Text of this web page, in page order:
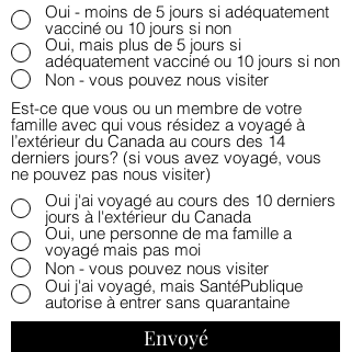
Oui - moins de 5 jours si adéquatement
vacciné ou 10 jours si non
Oui, mais plus de 5 jours si
adéquatement vacciné ou 10 jours si non
Non - vous pouvez nous visiter
Est-ce que vous ou un membre de votre
famille avec qui vous résidez a voyagé à
l’extérieur du Canada au cours des 14
derniers jours? (si vous avez voyagé, vous
ne pouvez pas nous visiter)
Oui j'ai voyagé au cours des 10 derniers
jours à l'extérieur du Canada
Oui, une personne de ma famille a
voyagé mais pas moi
Non - vous pouvez nous visiter
Oui j'ai voyagé, mais SantéPublique
autorise à entrer sans quarantaine
Envoyé